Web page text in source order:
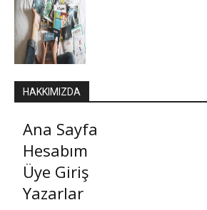
HAKKIMIZDA
Ana Sayfa
Hesabım
Üye Giriş
Yazarlar